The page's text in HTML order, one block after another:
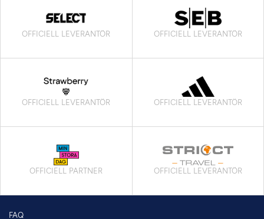
OFFICIELL LEVERANTÖR OFFICIELL LEVERANTÖR
OFFICIELL LEVERANTÖR OFFICIELL LEVERANTÖR
OFFICIELL PARTNER OFFICIELL LEVERANTÖR
FAQ